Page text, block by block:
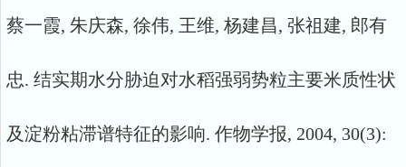
蔡一霞, 朱庆森, 徐伟, 王维, 杨建昌, 张祖建, 郎有
忠. 结实期水分胁迫对水稻强弱势粒主要米质性状
及淀粉粘滞谱特征的影响. 作物学报, 2004, 30(3):